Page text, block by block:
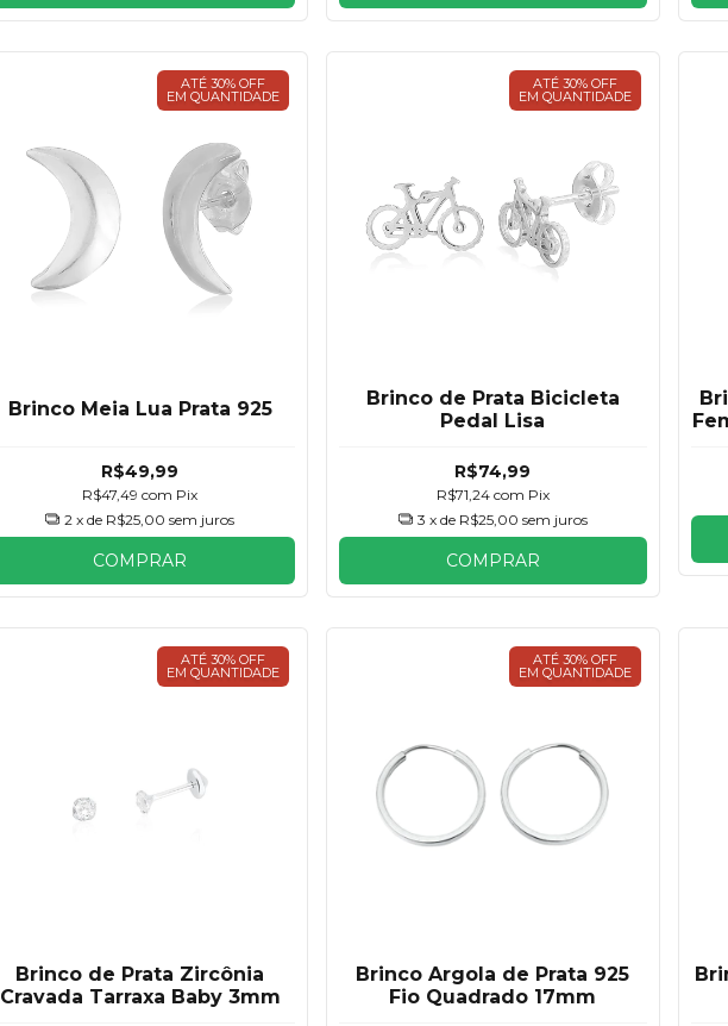
ATÉ 30% OFF
EM QUANTIDADE
Brinco Meia Lua Prata 925
R$49,99
R$47,49com Pix
2 x de R$25,00 sem juros
COMPRAR
ATÉ 30% OFF
EM QUANTIDADE
Brinco de Prata Bicicleta
Pedal Lisa
R$74,99
R$71,24 com Pix
3 x de R$25,00 sem juros
COMPRAR
ATÉ 30% OFF
EM QUANTIDADE
Brinco de Prata Zircônia
Cravada Tarraxa Baby 3mm
ATÉ 30% OFF
EM QUANTIDADE
Brinco Argola de Prata 925
Fio Quadrado 17mm